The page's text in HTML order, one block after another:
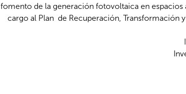
fomento de la generación fotovoltaica en espacios
cargo al Plan de Recuperación, Transformación